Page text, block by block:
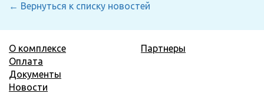
← Вернуться к списку новостей
О комплексе
Оплата
Документы
Новости
Партнеры